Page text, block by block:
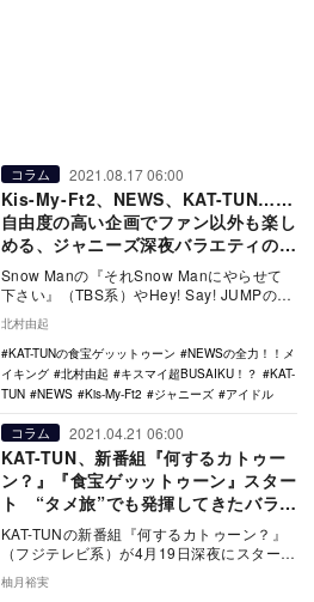
コラム 2021.08.17 06:00
Kis-My-Ft2、NEWS、KAT-TUN……
自由度の高い企画でファン以外も楽し
める、ジャニーズ深夜バラエティの魅
力とは？
Snow Manの『それSnow Manにやらせて
下さい』（TBS系）やHey! Say! JUMPの
北村由起
KAT-TUNの食宝ゲッットゥーン
NEWSの全力！！メ
イキング
北村由起 キスマイ超BUSAIKU！？
KAT-
TUN
NEWS Kis-My-Ft2 ジャニーズ アイドル
コラム 2021.04.21 06:00
KAT-TUN、新番組『何するカトゥー
ン？』『食宝ゲッットゥーン』スター
ト “タメ旅”でも発揮してきたバラエ
ティ力
KAT-TUNの新番組『何するカトゥーン？』
（フジテレビ系）が4月19日深夜にスタート
した。デビュー15周年記念の番組で月に一
回…
柚月裕実